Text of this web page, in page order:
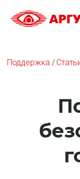
Поддержка /